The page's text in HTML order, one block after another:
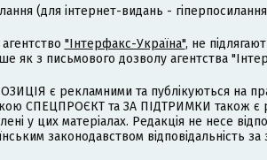
(для інтернет-видань -
"Інтерфакс-Україна", не
як з письмового дозволу агентства
є рекламними та публікуються на
СПЕЦПРОЄКТ та ЗА ПІДТРИМКИ також є
у цих матеріалах. Редакція не несе
законодавством відповідальність